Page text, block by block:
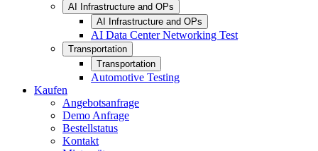
AI Infrastructure and OPs
AI Infrastructure and OPs
AI Data Center Networking Test
Transportation
Transportation
Automotive Testing
Kaufen
Angebotsanfrage
Demo Anfrage
Bestellstatus
Kontakt